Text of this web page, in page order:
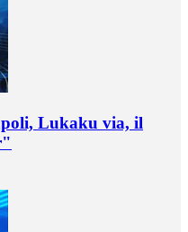
Lukaku via, il